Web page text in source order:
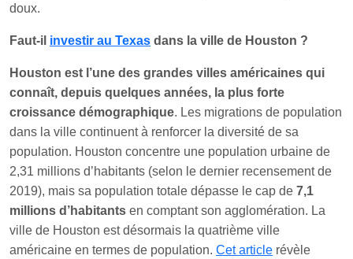
doux.
Faut-il investir au Texas dans la ville de Houston ?
Houston est l’une des grandes villes américaines qui
connaît, depuis quelques années, la plus forte
croissance démographique. Les migrations de population
dans la ville continuent à renforcer la diversité de sa
population. Houston concentre une population urbaine de
2,31 millions d’habitants (selon le dernier recensement de
2019), mais sa population totale dépasse le cap de 7,1
millions d’habitants en comptant son agglomération. La
ville de Houston est désormais la quatrième ville
américaine en termes de population. Cet article révèle